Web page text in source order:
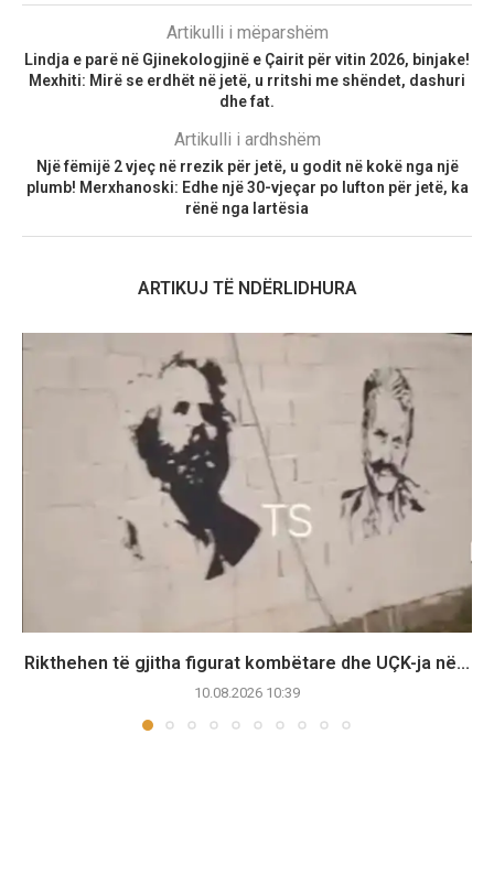
Artikulli i mëparshëm
Lindja e parë në Gjinekologjinë e Çairit për vitin 2026, binjake!
Mexhiti: Mirë se erdhët në jetë, u rritshi me shëndet, dashuri
dhe fat.
Artikulli i ardhshëm
Një fëmijë 2 vjeç në rrezik për jetë, u godit në kokë nga një
plumb! Merxhanoski: Edhe një 30-vjeçar po lufton për jetë, ka
rënë nga lartësia
ARTIKUJ TË NDËRLIDHURA
Rikthehen të gjitha figurat kombëtare dhe UÇK-ja në...
10.08.2026 10:39